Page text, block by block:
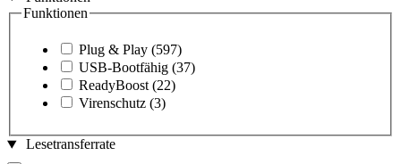
Funktionen
Plug & Play (597)
USB-Bootfähig (37)
ReadyBoost (22)
Virenschutz (3)
Lesetransferrate